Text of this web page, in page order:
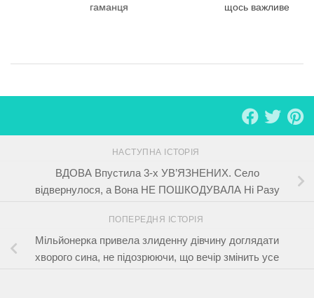
гаманця
щось важливе
НАСТУПНА ІСТОРІЯ
ВДОВА Впустила 3-х УВ’ЯЗНЕНИХ. Село
відвернулося, а Вона НЕ ПОШКОДУВАЛА Ні Разу
ПОПЕРЕДНЯ ІСТОРІЯ
Мільйонерка привела злиденну дівчину доглядати
хворого сина, не підозрюючи, що вечір змінить усе